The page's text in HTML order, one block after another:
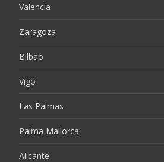
Valencia
Zaragoza
Bilbao
Vigo
Las Palmas
Palma Mallorca
Alicante